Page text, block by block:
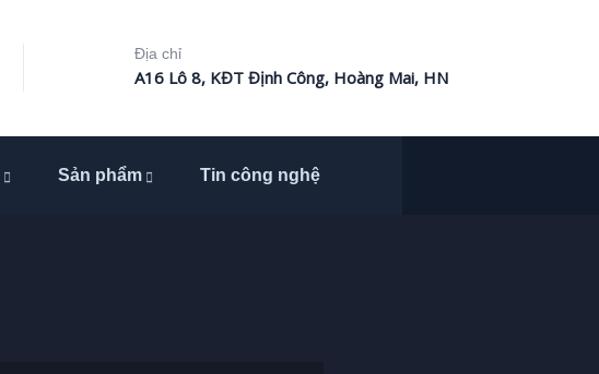
Địa chỉ
A16 Lô 8, KĐT Định Công, Hoàng Mai, HN
Sản phẩm Tin công nghệ